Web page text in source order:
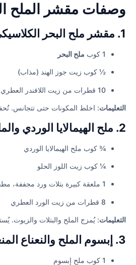
وصفات مقشر الملح
1. مقشر ملح البحر الكلاسيكي
1 كوب ملح البحر
½ كوب زيت جوز الهند (مذاب)
10 قطرات من زيت اللافندر العطري
التعليمات: اخلط المكونات حتى تتجانس.
2. ملح الهيمالايا الوردي والملح الوردي
¾ كوب ملح الهيمالايا الوردي
¼ كوب زيت اللوز الحلو
1 ملعقة كبيرة بتلات ورد مجففة، مطحونة
8 قطرات من زيت الورد العطري
التعليمات: يُمزج الملح والبتلات والزيوت. يُستخدم
3. إبسوم الملح والنعناع المنعش
1 كوب ملح إبسوم